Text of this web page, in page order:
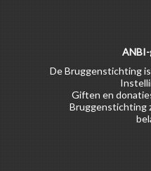
De Bruggenstichting
Giften en
Bruggenstichting